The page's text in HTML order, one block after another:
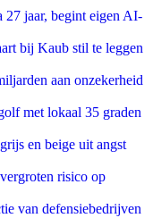
27 jaar, begint eigen AI-
bij Kaub stil te leggen
aan onzekerheid
met lokaal 35 graden
en beige uit angst
risico op
van defensiebedrijven